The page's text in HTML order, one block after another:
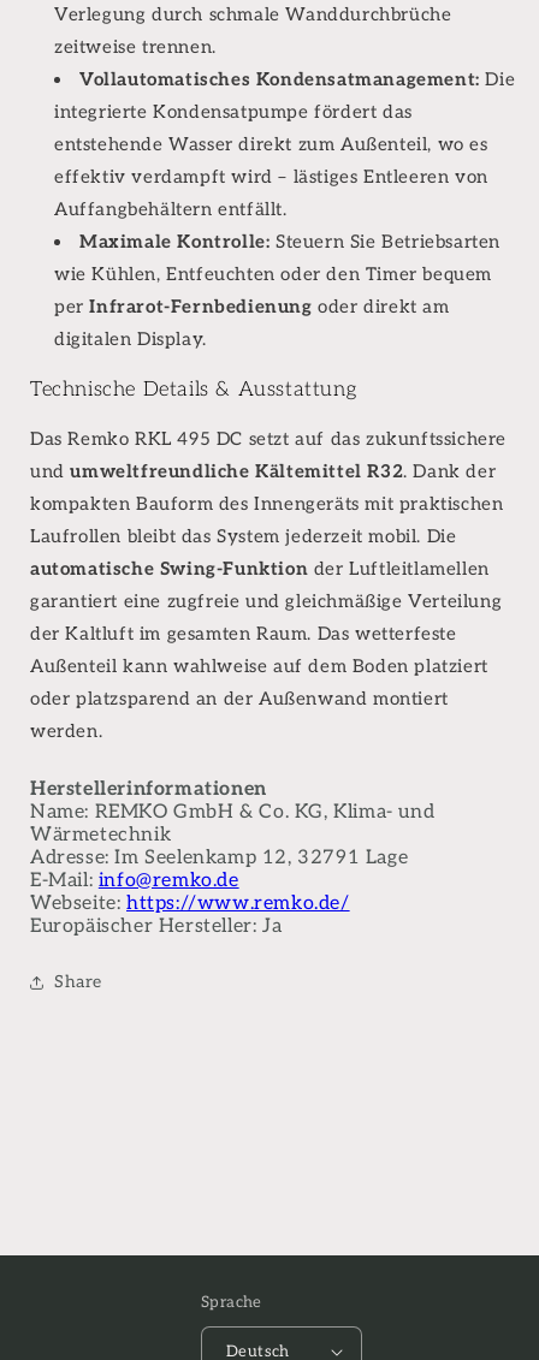
Verlegung durch schmale Wanddurchbrüche
zeitweise trennen.
Vollautomatisches Kondensatmanagement: Die
integrierte Kondensatpumpe fördert das
entstehende Wasser direkt zum Außenteil, wo es
effektiv verdampft wird – lästiges Entleeren von
Auffangbehältern entfällt.
Maximale Kontrolle: Steuern Sie Betriebsarten
wie Kühlen, Entfeuchten oder den Timer bequem
perInfrarot-Fernbedienung oder direkt am
digitalen Display.
Technische Details & Ausstattung
Das Remko RKL 495 DC setzt auf das zukunftssichere
undumweltfreundliche Kältemittel R32. Dank der
kompakten Bauform des Innengeräts mit praktischen
Laufrollen bleibt das System jederzeit mobil. Die
automatische Swing-Funktion der Luftleitlamellen
garantiert eine zugfreie und gleichmäßige Verteilung
der Kaltluft im gesamten Raum. Das wetterfeste
Außenteil kann wahlweise auf dem Boden platziert
oder platzsparend an der Außenwand montiert
werden.
Herstellerinformationen
Name: REMKO GmbH & Co. KG, Klima- und
Wärmetechnik
Adresse: Im Seelenkamp 12, 32791 Lage
E-Mail: info@remko.de
Webseite: https://www.remko.de/
Europäischer Hersteller: Ja
Share
Sprache
Deutsch